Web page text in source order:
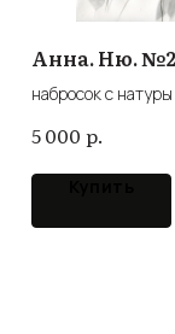
Анна. Ню.
набросок с
5 000 р.